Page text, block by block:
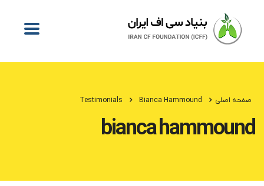
صفحه اصلی Testimonials Bianca Hammound
bianca hammound